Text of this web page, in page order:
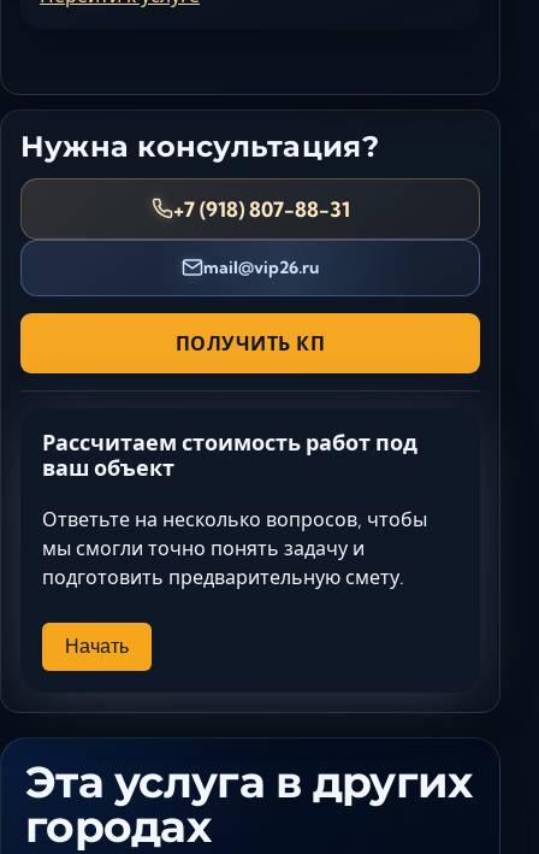
Нужна консультация?
+7 (918) 807-88-31
mail@vip26.ru
ПОЛУЧИТЬ КП
Рассчитаем стоимость работ под
ваш объект
Ответьте на несколько вопросов, чтобы
мы смогли точно понять задачу и
подготовить предварительную смету.
Начать
Эта услуга в других
городах